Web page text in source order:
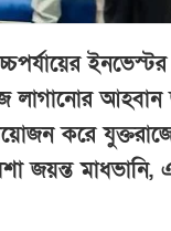
লাগানোর আহবান
করে
জয়ন্ত মাধভানি,